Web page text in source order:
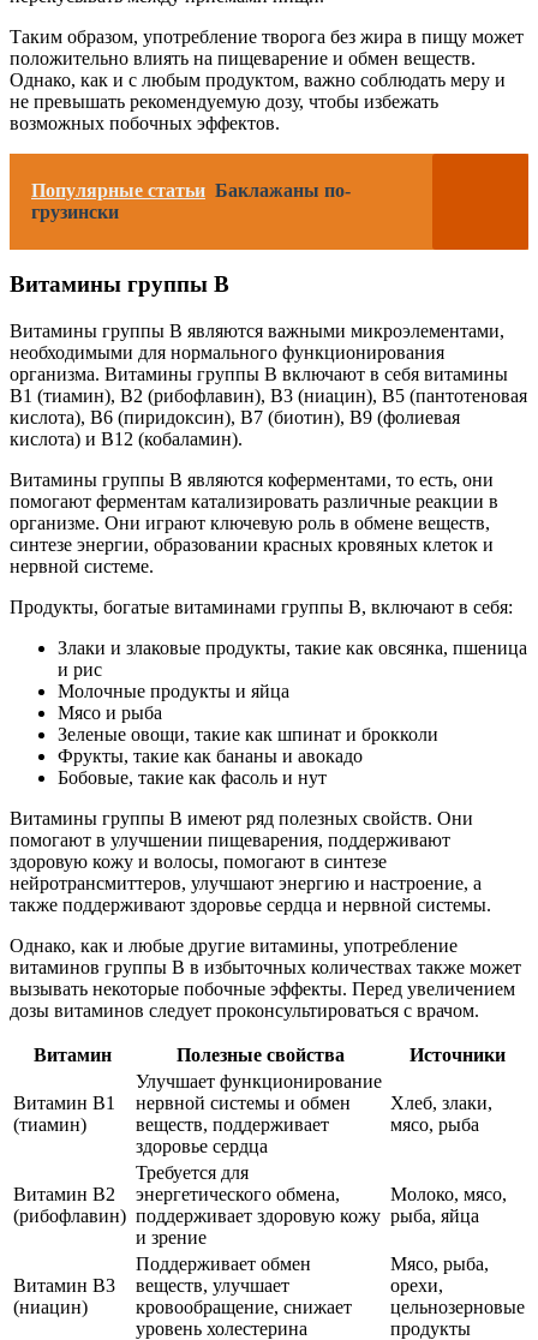
Таким образом, употребление творога без жира в пищу может
положительно влиять на пищеварение и обмен веществ.
Однако, как и с любым продуктом, важно соблюдать меру и
не превышать рекомендуемую дозу, чтобы избежать
возможных побочных эффектов.
Популярные статьи Баклажаны по-
грузински
Витамины группы B
Витамины группы B являются важными микроэлементами,
необходимыми для нормального функционирования
организма. Витамины группы B включают в себя витамины
B1 (тиамин), B2 (рибофлавин), B3 (ниацин), B5 (пантотеновая
кислота), B6 (пиридоксин), B7 (биотин), B9 (фолиевая
кислота) и B12 (кобаламин).
Витамины группы B являются коферментами, то есть, они
помогают ферментам катализировать различные реакции в
организме. Они играют ключевую роль в обмене веществ,
синтезе энергии, образовании красных кровяных клеток и
нервной системе.
Продукты, богатые витаминами группы B, включают в себя:
Злаки и злаковые продукты, такие как овсянка, пшеница
и рис
Молочные продукты и яйца
Мясо и рыба
Зеленые овощи, такие как шпинат и брокколи
Фрукты, такие как бананы и авокадо
Бобовые, такие как фасоль и нут
Витамины группы B имеют ряд полезных свойств. Они
помогают в улучшении пищеварения, поддерживают
здоровую кожу и волосы, помогают в синтезе
нейротрансмиттеров, улучшают энергию и настроение, а
также поддерживают здоровье сердца и нервной системы.
Однако, как и любые другие витамины, употребление
витаминов группы B в избыточных количествах также может
вызывать некоторые побочные эффекты. Перед увеличением
дозы витаминов следует проконсультироваться с врачом.
Витамин Полезные свойства Источники
Витамин B1
(тиамин)
Улучшает функционирование
нервной системы и обмен
веществ, поддерживает
здоровье сердца
Хлеб, злаки,
мясо, рыба
Витамин B2
(рибофлавин)
Требуется для
энергетического обмена,
поддерживает здоровую кожу
и зрение
Молоко, мясо,
рыба, яйца
Витамин B3
(ниацин)
Поддерживает обмен
веществ, улучшает
кровообращение, снижает
уровень холестерина
Мясо, рыба,
орехи,
цельнозерновые
продукты